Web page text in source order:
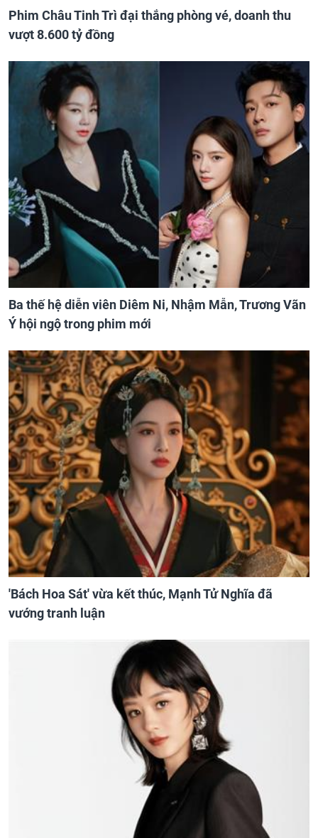
Phim Châu Tinh Trì đại thắng phòng vé, doanh thu
vượt 8.600 tỷ đồng
Ba thế hệ diễn viên Diêm Ni, Nhậm Mẫn, Trương Vãn
Ý hội ngộ trong phim mới
'Bách Hoa Sát' vừa kết thúc, Mạnh Tử Nghĩa đã
vướng tranh luận